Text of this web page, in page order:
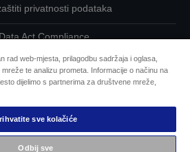
privatnosti podataka
Act Compliance
nas u vezi svojih podataka
predanost pristupačnosti
rad web-mjesta, prilagodbu sadržaja i oglasa,
te analizu prometa. Informacije o načinu na
dijelimo s partnerima za društvene mreže,
sve kolačiće
Odbij sve